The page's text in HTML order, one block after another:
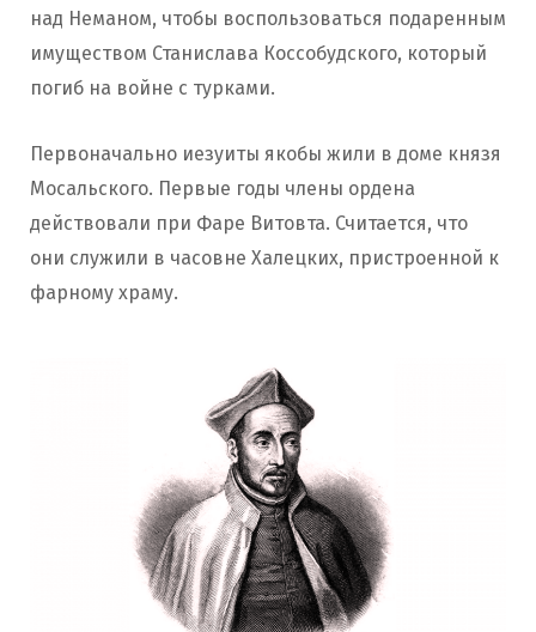
над Неманом, чтобы воспользоваться подаренным
имуществом Станислава Коссобудского, который
погиб на войне с турками.
Первоначально иезуиты якобы жили в доме князя
Мосальского. Первые годы члены ордена
действовали при Фаре Витовта. Считается, что
они служили в часовне Халецких, пристроенной к
фарному храму.